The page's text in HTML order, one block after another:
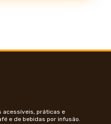
acessíveis, práticas e
e de bebidas por infusão.